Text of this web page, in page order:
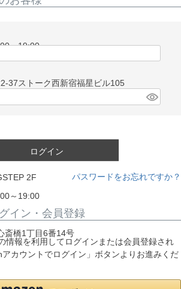
～19:00
37ストーク西新宿福星ビル105
2F
～19:00
斎橋1丁目6番14号
ログイン
パスワードをお忘れですか？
イン・会員登録
情報を利用してログインまたは会員登録され
カウントでログイン」ボタンよりお進みくだ